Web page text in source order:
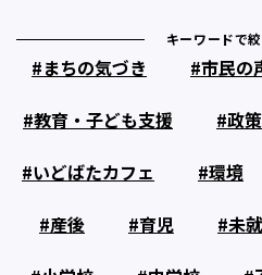
キーワードで
まちの気づき 市民の
教育・子ども支援
政
いどばたカフェ
環境
産後
育児 未